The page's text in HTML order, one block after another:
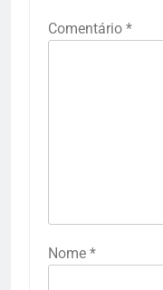
Comentário *
Nome *